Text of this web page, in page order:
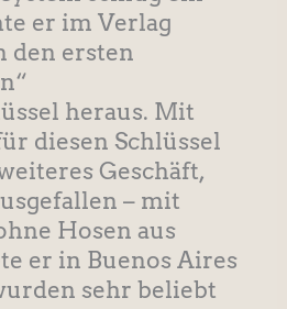
er im Verlag
den ersten
heraus. Mit
diesen Schlüssel
Geschäft,
– mit
Hosen aus
er in Buenos Aires
sehr beliebt